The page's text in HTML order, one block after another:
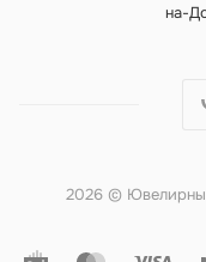
на-
2026 ©